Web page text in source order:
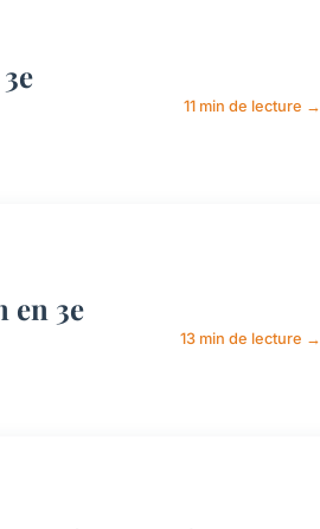
11 min de lecture →
en 3e
13 min de lecture →